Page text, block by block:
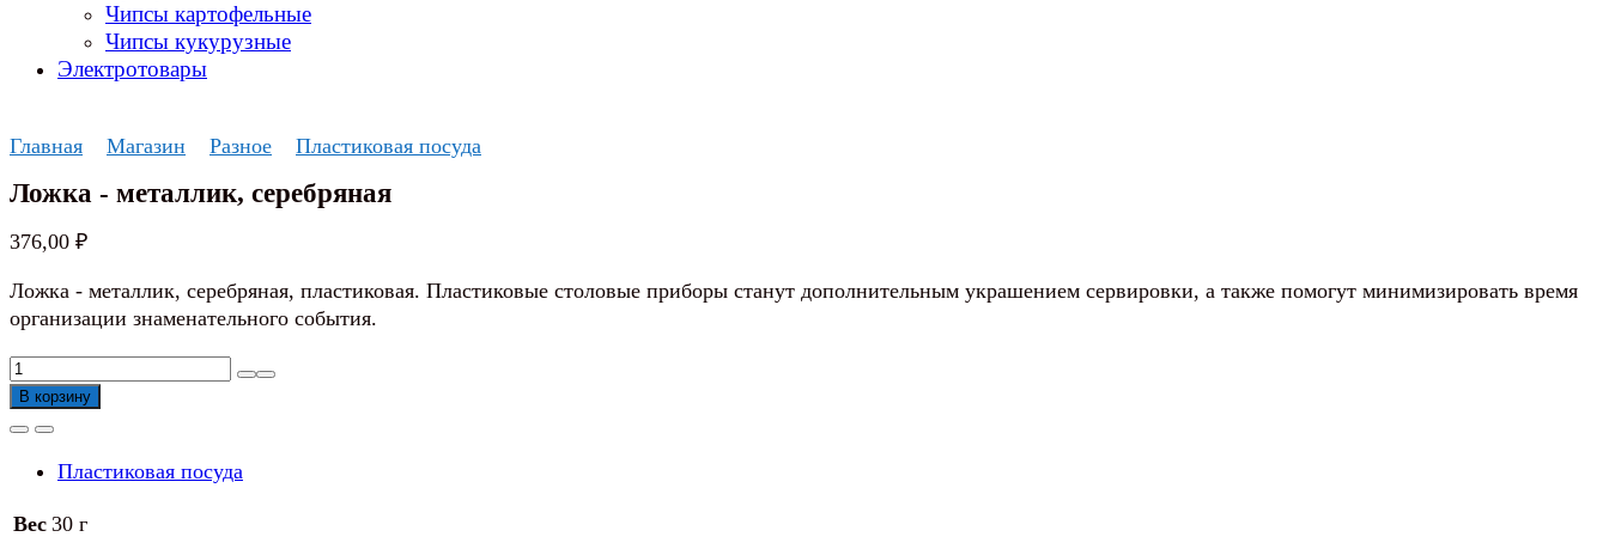
Чипсы картофельные
Чипсы кукурузные
Электротовары
Главная Магазин Разное Пластиковая посуда
Ложка - металлик, серебряная
376,00 ₽
Ложка - металлик, серебряная, пластиковая. Пластиковые столовые приборы станут дополнительным украшением сервировки, а также помогут минимизировать время
организации знаменательного события.
Количество
товара
Ложка
металлик,
В корзину
Пластиковая посуда
Вес 30 г